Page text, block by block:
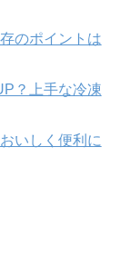
のポイントは
？上手な冷凍
いしく便利に